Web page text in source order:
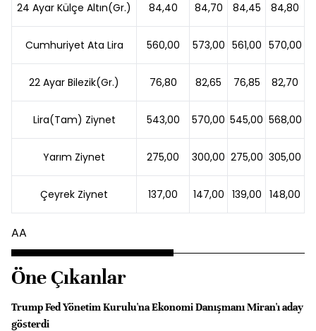
24 Ayar Külçe Altın(Gr.) 84,40 84,70 84,45 84,80
Cumhuriyet Ata Lira 560,00 573,00 561,00 570,00
22 Ayar Bilezik(Gr.) 76,80 82,65 76,85 82,70
Lira(Tam) Ziynet 543,00 570,00 545,00 568,00
Yarım Ziynet 275,00 300,00 275,00 305,00
Çeyrek Ziynet 137,00 147,00 139,00 148,00
AA
Öne Çıkanlar
Trump Fed Yönetim Kurulu'na Ekonomi Danışmanı Miran'ı aday
gösterdi